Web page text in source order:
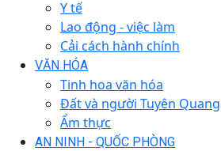
Y tế
Lao động - việc làm
Cải cách hành chính
VĂN HÓA
Tinh hoa văn hóa
Đất và người Tuyên Quang
Ẩm thực
AN NINH - QUỐC PHÒNG